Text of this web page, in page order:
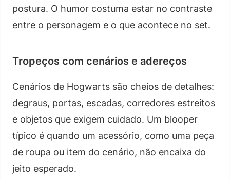
postura. O humor costuma estar no contraste
entre o personagem e o que acontece no set.
Tropeços com cenários e adereços
Cenários de Hogwarts são cheios de detalhes:
degraus, portas, escadas, corredores estreitos
e objetos que exigem cuidado. Um blooper
típico é quando um acessório, como uma peça
de roupa ou item do cenário, não encaixa do
jeito esperado.